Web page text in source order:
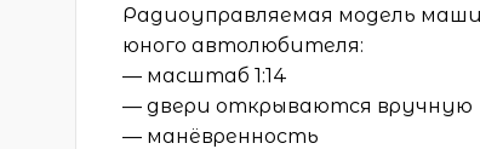
Радиоуправляемая модель
юного автолюбителя:
— масштаб 1:14
— двери открываются вручную
— манёвренность